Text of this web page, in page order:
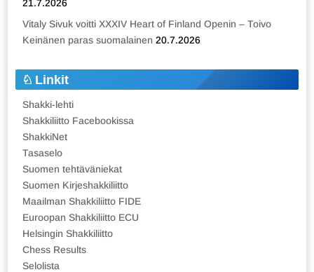
21.7.2026
Vitaly Sivuk voitti XXXIV Heart of Finland Openin – Toivo
Keinänen paras suomalainen 20.7.2026
Linkit
Shakki-lehti
Shakkiliitto Facebookissa
ShakkiNet
Tasaselo
Suomen tehtäväniekat
Suomen Kirjeshakkiliitto
Maailman Shakkiliitto FIDE
Euroopan Shakkiliitto ECU
Helsingin Shakkiliitto
Chess Results
Selolista